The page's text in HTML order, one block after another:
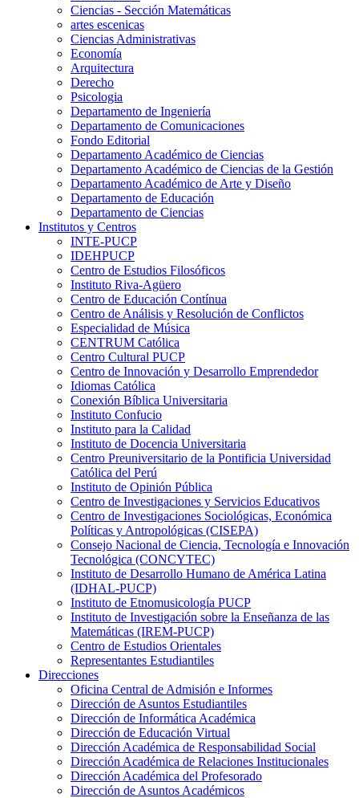
Ciencias - Sección Matemáticas
artes escenicas
Ciencias Administrativas
Economía
Arquitectura
Derecho
Psicologia
Departamento de Ingeniería
Departamento de Comunicaciones
Fondo Editorial
Departamento Académico de Ciencias
Departamento Académico de Ciencias de la Gestión
Departamento Académico de Arte y Diseño
Departamento de Educación
Departamento de Ciencias
Institutos y Centros
INTE-PUCP
IDEHPUCP
Centro de Estudios Filosóficos
Instituto Riva-Agüero
Centro de Educación Contínua
Centro de Análisis y Resolución de Conflictos
Especialidad de Música
CENTRUM Católica
Centro Cultural PUCP
Centro de Innovación y Desarrollo Emprendedor
Idiomas Católica
Conexión Bíblica Universitaria
Instituto Confucio
Instituto para la Calidad
Instituto de Docencia Universitaria
Centro Preuniversitario de la Pontificia Universidad
Católica del Perú
Instituto de Opinión Pública
Centro de Investigaciones y Servicios Educativos
Centro de Investigaciones Sociológicas, Económica
Políticas y Antropológicas (CISEPA)
Consejo Nacional de Ciencia, Tecnología e Innovación
Tecnológica (CONCYTEC)
Instituto de Desarrollo Humano de América Latina
(IDHAL-PUCP)
Instituto de Etnomusicología PUCP
Instituto de Investigación sobre la Enseñanza de las
Matemáticas (IREM-PUCP)
Centro de Estudios Orientales
Representantes Estudiantiles
Direcciones
Oficina Central de Admisión e Informes
Dirección de Asuntos Estudiantiles
Dirección de Informática Académica
Dirección de Educación Virtual
Dirección Académica de Responsabilidad Social
Dirección Académica de Relaciones Institucionales
Dirección Académica del Profesorado
Dirección de Asuntos Académicos